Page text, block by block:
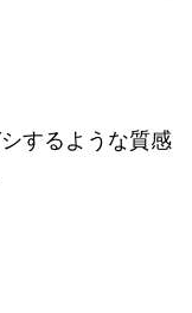
するような質感